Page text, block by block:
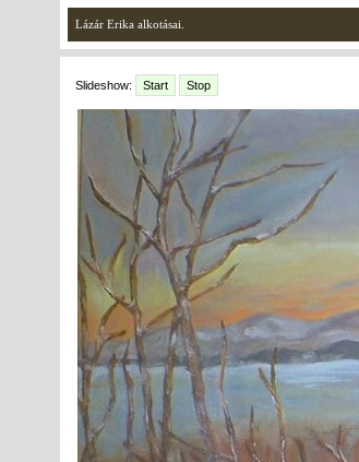
Lázár Erika alkotásai.
Slideshow: Start Stop